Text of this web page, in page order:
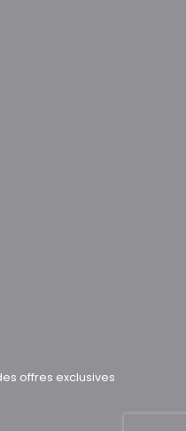
offres exclusives